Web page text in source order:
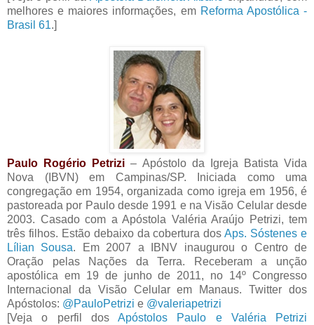
melhores e maiores informações, em Reforma Apostólica -
Brasil 61.]
Paulo Rogério Petrizi – Apóstolo da Igreja Batista Vida
Nova (IBVN) em Campinas/SP. Iniciada como uma
congregação em 1954, organizada como igreja em 1956, é
pastoreada por Paulo desde 1991 e na Visão Celular desde
2003. Casado com a Apóstola Valéria Araújo Petrizi, tem
três filhos. Estão debaixo da cobertura dosAps. Sóstenes e
Lílian Sousa. Em 2007 a IBNV inaugurou o Centro de
Oração pelas Nações da Terra. Receberam a unção
apostólica em 19 de junho de 2011, no 14º Congresso
Internacional da Visão Celular em Manaus. Twitter dos
Apóstolos: @PauloPetrizi e @valeriapetrizi
[Veja o perfil dos Apóstolos Paulo e Valéria Petrizi